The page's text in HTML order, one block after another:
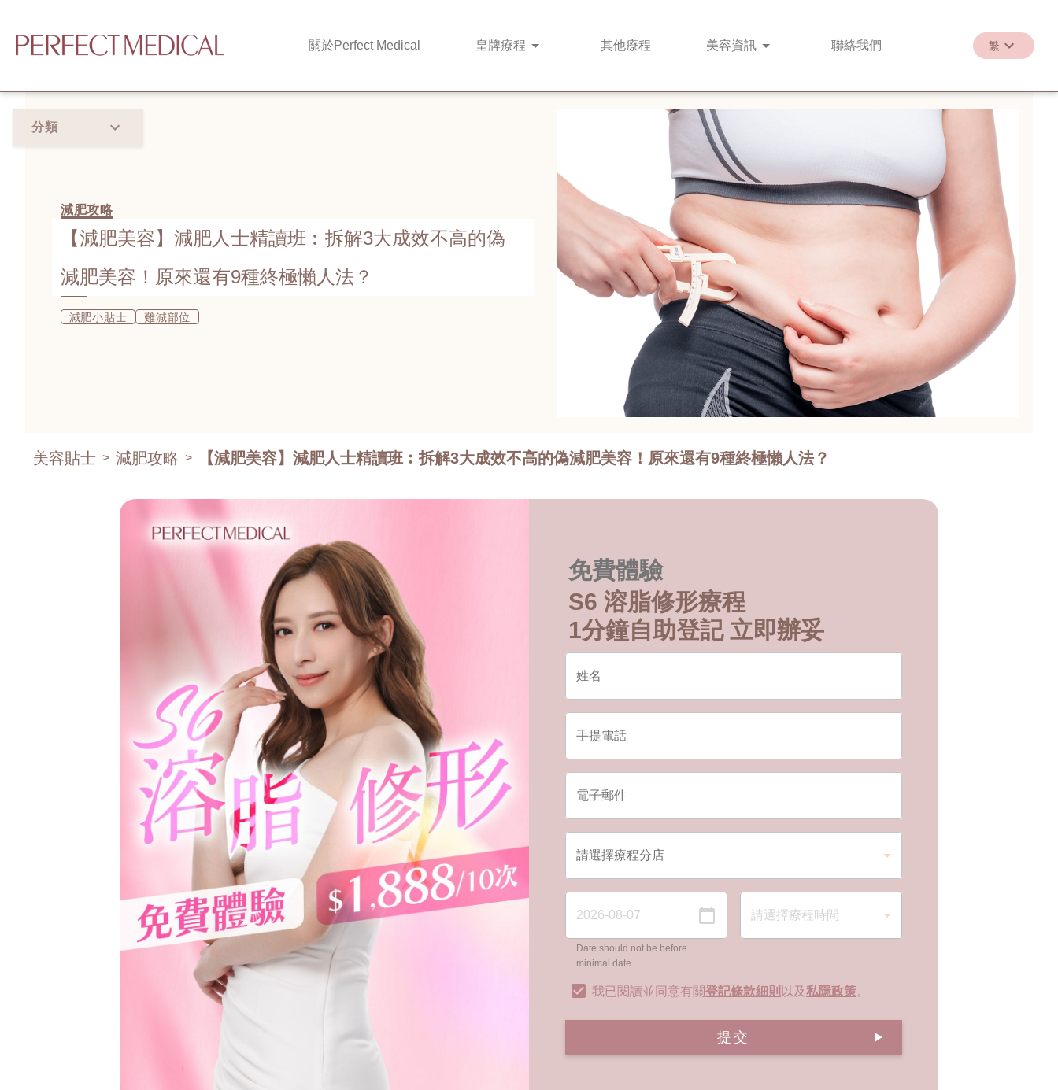
關於Perfect Medical 皇牌療程 其他療程 美容資訊 聯絡我們 繁
分類
減肥攻略
【減肥美容】減肥人士精讀班︰拆解3大成效不高的偽
減肥美容！原來還有9種終極懶人法？
減肥小貼士 難減部位
美容貼士 > 減肥攻略 > 【減肥美容】減肥人士精讀班︰拆解3大成效不高的偽減肥美容！原來還有9種終極懶人法？
免費體驗
S6 溶脂修形療程
1分鐘自助登記 立即辦妥
Date should not be before
minimal date
我已閱讀並同意有關登記條款細則 以及私隱政策。
提交